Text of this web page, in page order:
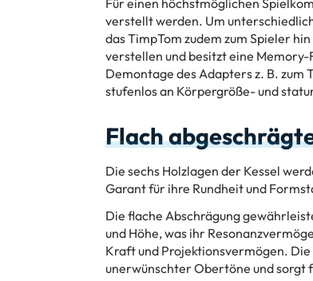
verstellt werden. Um
das TimpTom zudem zum Spieler
verstellen und besitzt eine
Demontage des Adapters z. B.
stufenlos an Körpergröße- und
Flach
Die sechs Holzlagen der Kessel
Garant für ihre Rundheit und
Die flache Abschrägung
und Höhe, was ihr
Kraft und Projektionsvermögen.
unerwünschter Obertöne und sorgt